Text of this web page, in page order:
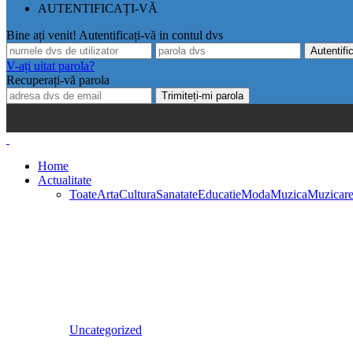
AUTENTIFICAȚI-VĂ
Bine ați venit! Autentificați-vă in contul dvs
V-ați uitat parola?
Recuperați-vă parola
Home
Actualitate
ToateArtaCulturaSanatateEducatieModaMuzica
Uncategorized